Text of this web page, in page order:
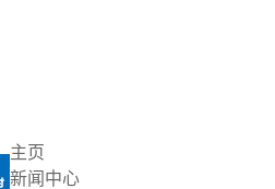
主页
新闻中心